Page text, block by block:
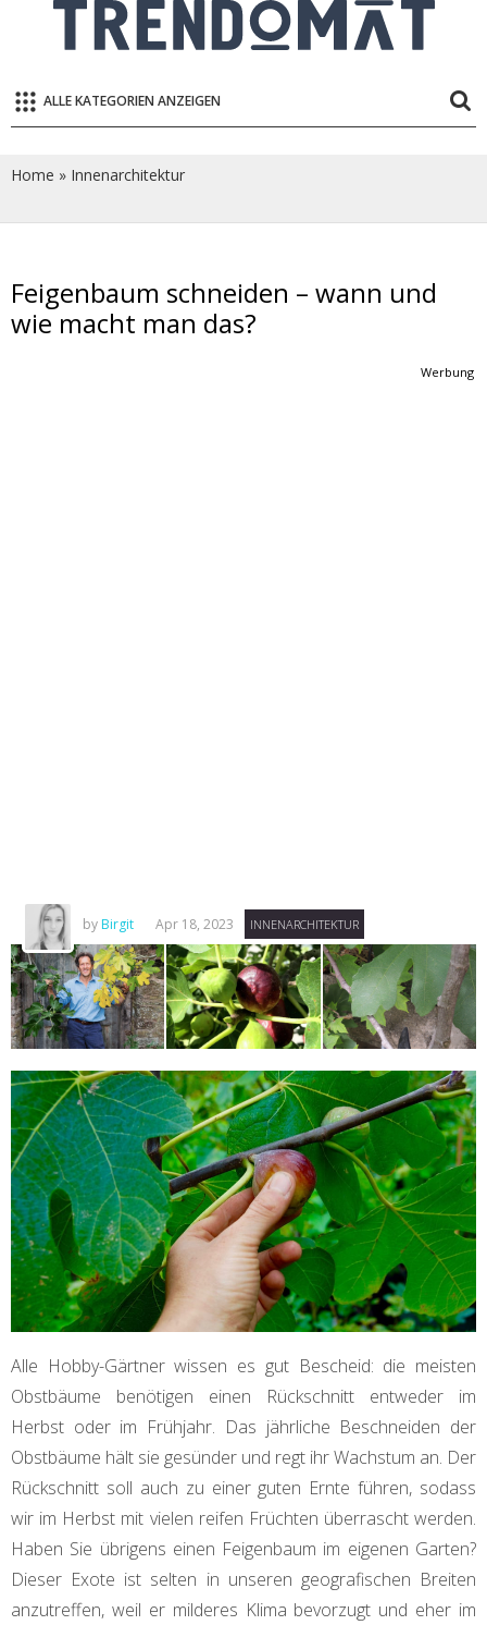
ALLE KATEGORIEN ANZEIGEN
Home » Innenarchitektur
Feigenbaum schneiden – wann und
wie macht man das?
Werbung
by Birgit Apr 18, 2023 INNENARCHITEKTUR
Alle Hobby-Gärtner wissen es gut Bescheid: die meisten
Obstbäume benötigen einen Rückschnitt entweder im
Herbst oder im Frühjahr. Das jährliche Beschneiden der
Obstbäume hält sie gesünder und regt ihr Wachstum an. Der
Rückschnitt soll auch zu einer guten Ernte führen, sodass
wir im Herbst mit vielen reifen Früchten überrascht werden.
Haben Sie übrigens einen Feigenbaum im eigenen Garten?
Dieser Exote ist selten in unseren geografischen Breiten
anzutreffen, weil er milderes Klima bevorzugt und eher im